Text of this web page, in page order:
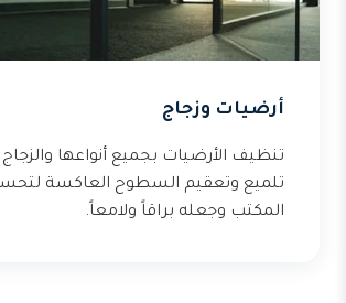
أرضيات وزجاج
تنظيف الأرضيات بجميع أنواعها والزجاج
تلميع وتعقيم السطوح العاكسة
المكتب وجعله براقاً ولامعاً.